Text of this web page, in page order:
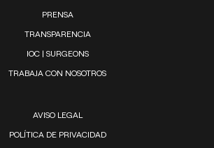
PRENSA
TRANSPARENCIA
IOC | SURGEONS
TRABAJA CON NOSOTROS
AVISO LEGAL
POLÍTICA DE PRIVACIDAD